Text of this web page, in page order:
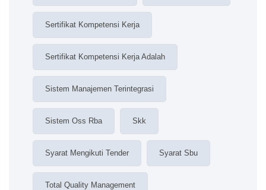
Sertifikat Kompetensi Kerja
Sertifikat Kompetensi Kerja Adalah
Sistem Manajemen Terintegrasi
Sistem Oss Rba Skk
Syarat Mengikuti Tender Syarat Sbu
Total Quality Management